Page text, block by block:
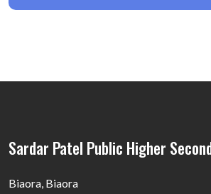
Sardar Patel Public Higher
Biaora, Biaora